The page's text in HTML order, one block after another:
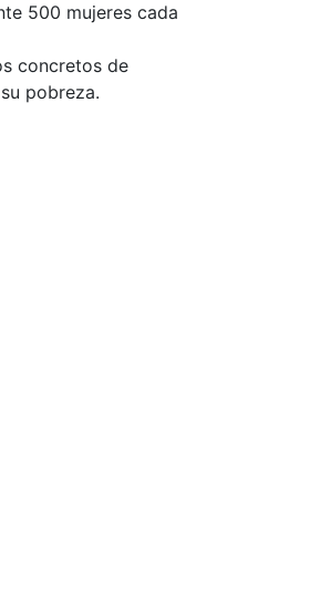
500 mujeres cada
concretos de
pobreza.